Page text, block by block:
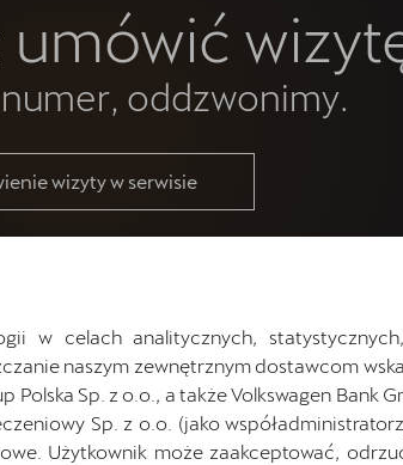
oddzwonimy.
wizyty w serwisie
w celach analitycznych,
naszym zewnętrznym dostawcom
Sp. z o.o., a także Volkswagen Bank
Sp. z o.o. (jako
Użytkownik może zaakceptować,